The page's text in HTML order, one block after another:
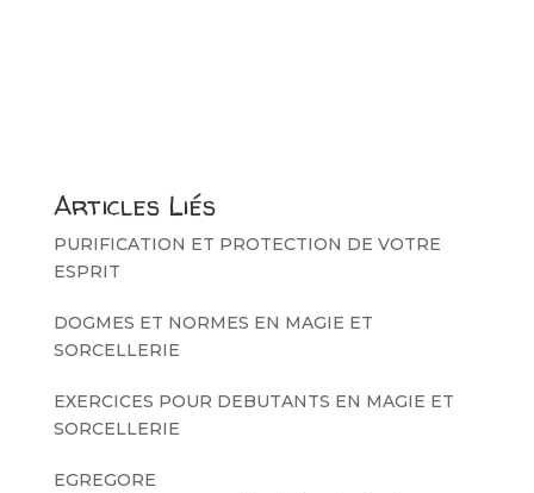
Articles Liés
PURIFICATION ET PROTECTION DE VOTRE
ESPRIT
DOGMES ET NORMES EN MAGIE ET
SORCELLERIE
EXERCICES POUR DEBUTANTS EN MAGIE ET
SORCELLERIE
EGREGORE